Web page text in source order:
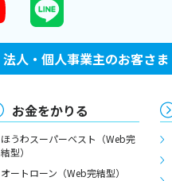
法人・個人事業主のお客さま
お金をかりる
ほうわスーパーベスト（Web完
結型）
オートローン（Web完結型）